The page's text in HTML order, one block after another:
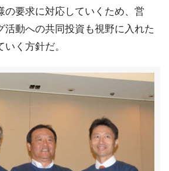
の要求に対応していくため、営
活動への共同投資も視野に入れた
く方針だ。